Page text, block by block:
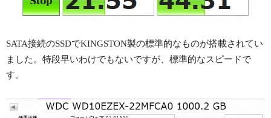
SATA接続のSSDでKINGSTON製の標準的なものが搭載されてい
ました。特段早いわけでもないですが、標準的なスピードで
す。